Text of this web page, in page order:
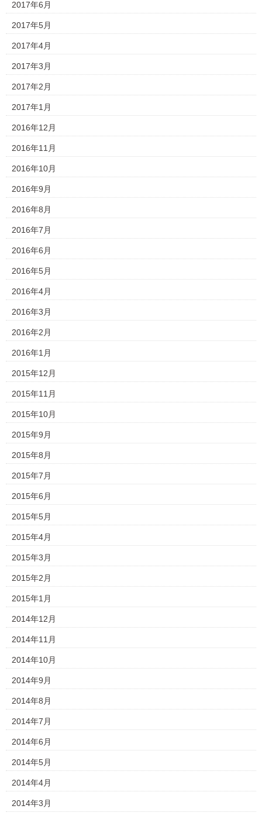
2017年6月
2017年5月
2017年4月
2017年3月
2017年2月
2017年1月
2016年12月
2016年11月
2016年10月
2016年9月
2016年8月
2016年7月
2016年6月
2016年5月
2016年4月
2016年3月
2016年2月
2016年1月
2015年12月
2015年11月
2015年10月
2015年9月
2015年8月
2015年7月
2015年6月
2015年5月
2015年4月
2015年3月
2015年2月
2015年1月
2014年12月
2014年11月
2014年10月
2014年9月
2014年8月
2014年7月
2014年6月
2014年5月
2014年4月
2014年3月